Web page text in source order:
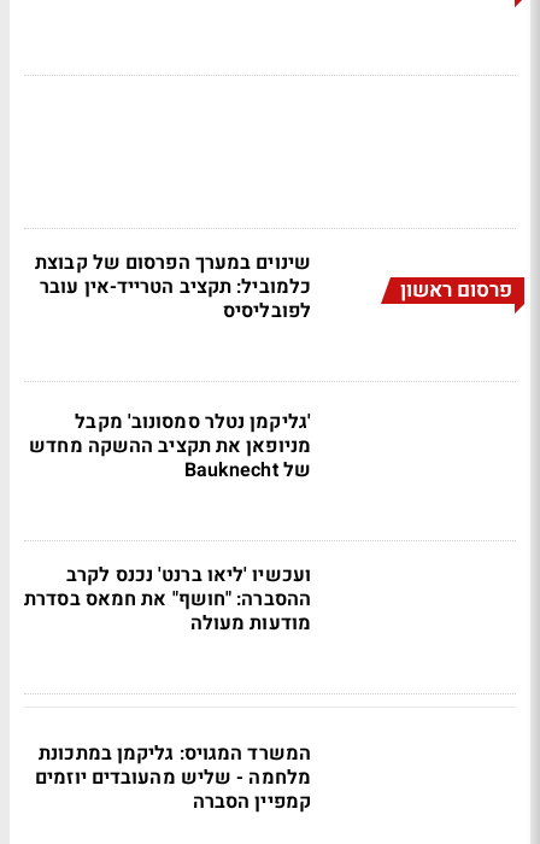
פרסום ראשון
שינוים במערך הפרסום של קבוצת
כלמוביל: תקציב הטרייד-אין עובר
לפובליסיס
'גליקמן נטלר סמסונוב' מקבל
מניופאן את תקציב ההשקה מחדש
של Bauknecht
ועכשיו 'ליאו ברנט' נכנס לקרב
ההסברה: "חושף" את חמאס בסדרת
מודעות מעולה
המשרד המגויס: גליקמן במתכונת
מלחמה - שליש מהעובדים יוזמים
קמפיין הסברה